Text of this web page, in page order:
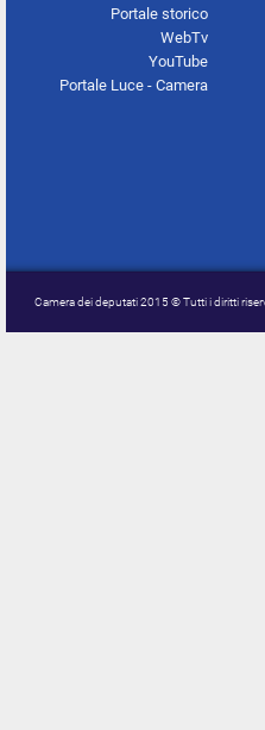
Portale storico
WebTv
YouTube
Portale Luce - Camera
Camera dei deputati 2015 © Tutti i diritti